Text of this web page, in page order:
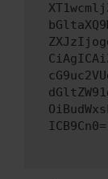
ICB9Cn0=